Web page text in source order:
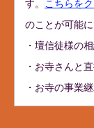
す。
こちらをク
のことが可能に
・壇信徒様の
・お寺さんと
・お寺の事業